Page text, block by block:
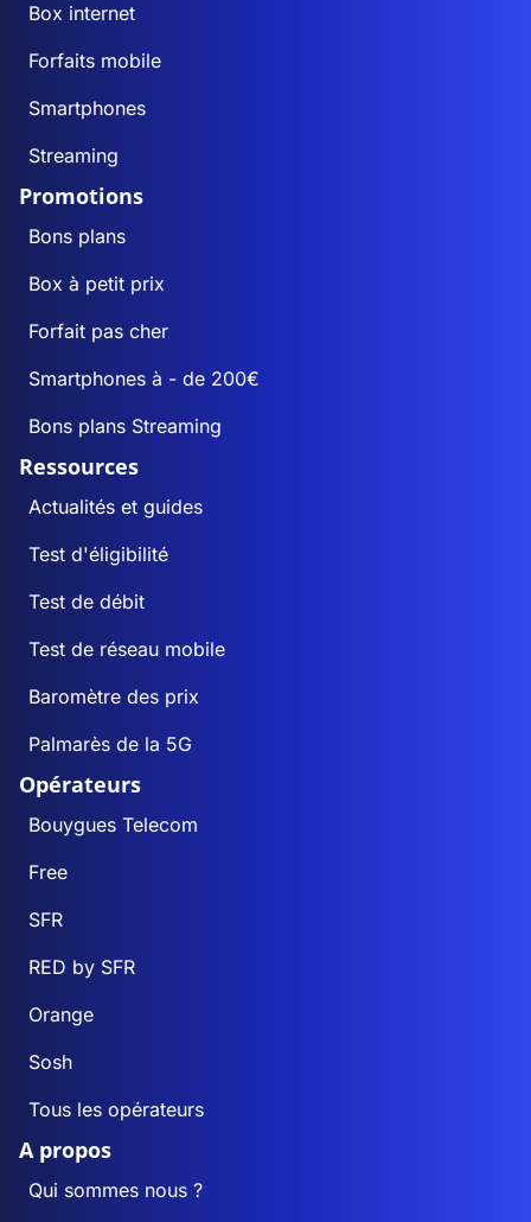
Box internet
Forfaits mobile
Smartphones
Streaming
Promotions
Bons plans
Box à petit prix
Forfait pas cher
Smartphones à - de 200€
Bons plans Streaming
Ressources
Actualités et guides
Test d'éligibilité
Test de débit
Test de réseau mobile
Baromètre des prix
Palmarès de la 5G
Opérateurs
Bouygues Telecom
Free
SFR
RED by SFR
Orange
Sosh
Tous les opérateurs
A propos
Qui sommes nous ?